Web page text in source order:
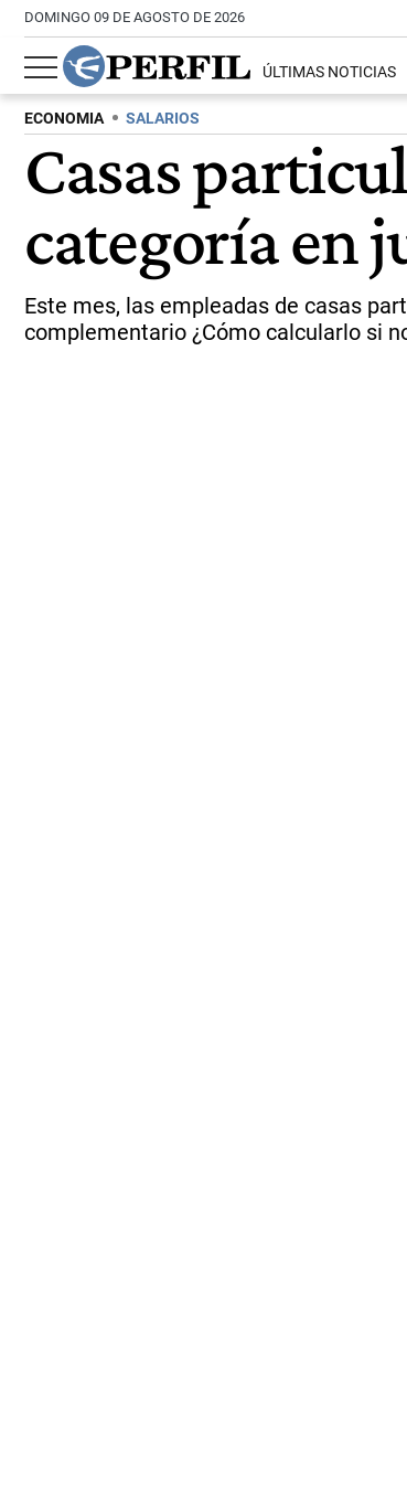
DOMINGO 09 DE AGOSTO DE 2026
ÚLTIMAS NOTICIAS
ECONOMIA SALARIOS
Casas
categoría en
Este mes, las empleadas de casas
complementario ¿Cómo calcularlo si